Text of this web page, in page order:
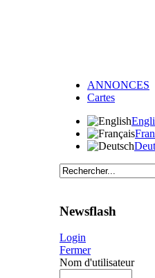
ANNONCES
Cartes
Newsflash
Login
Fermer
Nom d'utilisateur